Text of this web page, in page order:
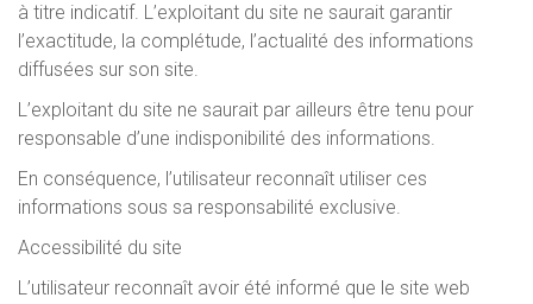
à titre indicatif. L’exploitant du site ne saurait garantir
l’exactitude, la complétude, l’actualité des informations
diffusées sur son site.
L’exploitant du site ne saurait par ailleurs être tenu pour
responsable d’une indisponibilité des informations.
En conséquence, l’utilisateur reconnaît utiliser ces
informations sous sa responsabilité exclusive.
Accessibilité du site
L’utilisateur reconnaît avoir été informé que le site web